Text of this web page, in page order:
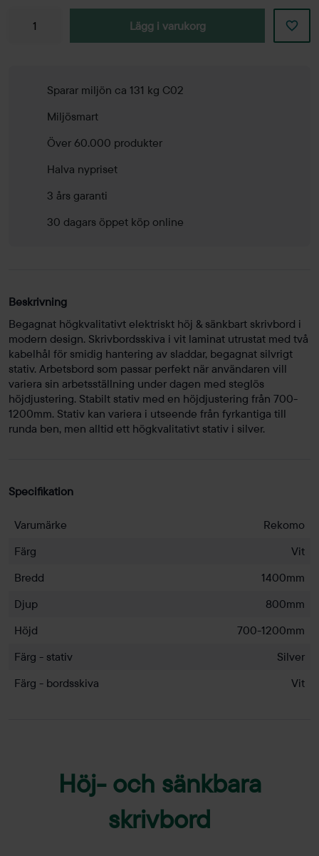
Lägg i varukorg
Sparar miljön ca 131 kg C02
Miljösmart
Över 60.000 produkter
Halva nypriset
3 års garanti
30 dagars öppet köp online
Beskrivning
Begagnat högkvalitativt elektriskt höj & sänkbart skrivbord i
modern design. Skrivbordsskiva i vit laminat utrustat med två
kabelhål för smidig hantering av sladdar, begagnat silvrigt
stativ. Arbetsbord som passar perfekt när användaren vill
variera sin arbetsställning under dagen med steglös
höjdjustering. Stabilt stativ med en höjdjustering från 700-
1200mm. Stativ kan variera i utseende från fyrkantiga till
runda ben, men alltid ett högkvalitativt stativ i silver.
Specifikation
Varumärke
Rekomo
Färg
Vit
Bredd
1400mm
Djup
800mm
Höjd
700-1200mm
Färg - stativ
Silver
Färg - bordsskiva
Vit
Höj- och sänkbara
skrivbord